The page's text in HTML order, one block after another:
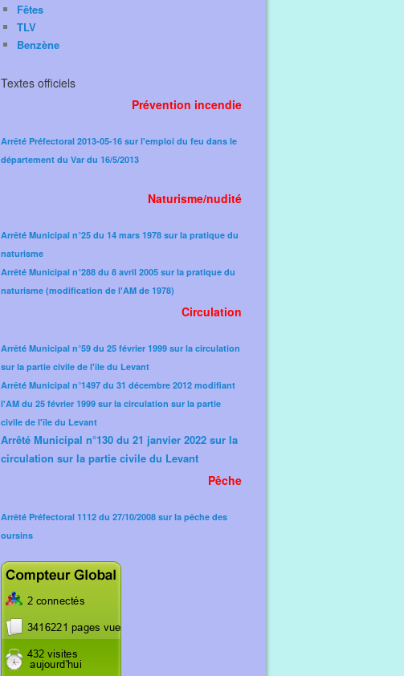
Fêtes
TLV
Benzène
Textes officiels
Prévention incendie
Arrêté Préfectoral 2013-05-16 sur l'emploi du feu dans le
département du Var du 16/5/2013
Naturisme/nudité
Arrêté Municipal n°25 du 14 mars 1978 sur la pratique du
naturisme
Arrêté Municipal n°288 du 8 avril 2005 sur la pratique du
naturisme (modification de l'AM de 1978)​
Circulation
Arrêté Municipal n°59 du 25 février 1999 sur la circulation
sur la partie civile de l'île du Levant
Arrêté Municipal n°1497 du 31 décembre 2012 modifiant
l'AM du 25 février 1999 sur la circulation sur la partie
civile de l'île du Levant
Arrêté Municipal n°130 du 21 janvier 2022 sur la
circulation sur la partie civile du Levant
Pêche
Arrêté Préfectoral 1112 du 27/10/2008 sur la pêche des
oursins